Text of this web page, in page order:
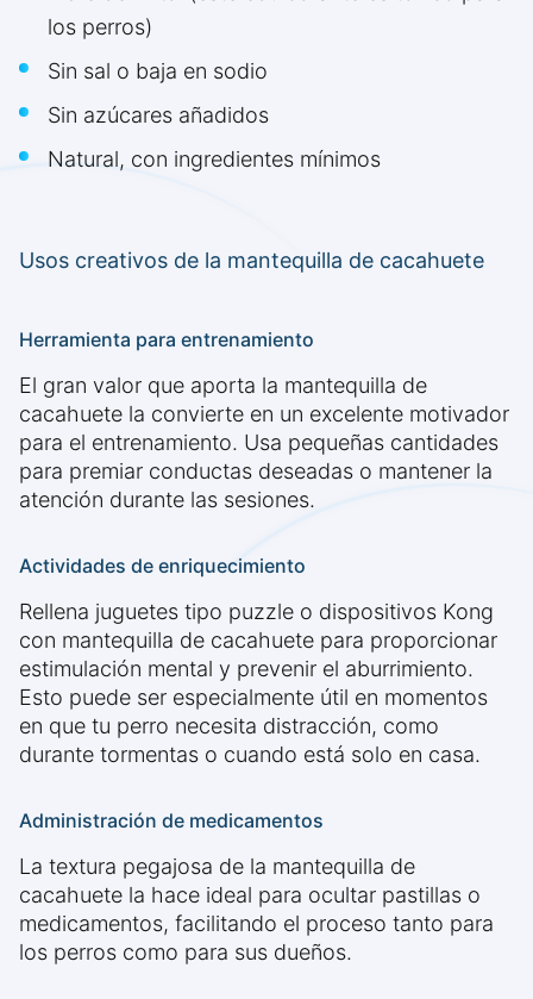
los perros)
Sin sal o baja en sodio
Sin azúcares añadidos
Natural, con ingredientes mínimos
Usos creativos de la mantequilla de cacahuete
Herramienta para entrenamiento
El gran valor que aporta la mantequilla de
cacahuete la convierte en un excelente motivador
para el entrenamiento. Usa pequeñas cantidades
para premiar conductas deseadas o mantener la
atención durante las sesiones.
Actividades de enriquecimiento
Rellena juguetes tipo puzzle o dispositivos Kong
con mantequilla de cacahuete para proporcionar
estimulación mental y prevenir el aburrimiento.
Esto puede ser especialmente útil en momentos
en que tu perro necesita distracción, como
durante tormentas o cuando está solo en casa.
Administración de medicamentos
La textura pegajosa de la mantequilla de
cacahuete la hace ideal para ocultar pastillas o
medicamentos, facilitando el proceso tanto para
los perros como para sus dueños.